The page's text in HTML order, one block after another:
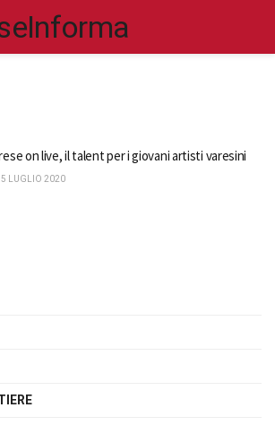
on live, il talent per i giovani artisti varesini
LUGLIO 2020